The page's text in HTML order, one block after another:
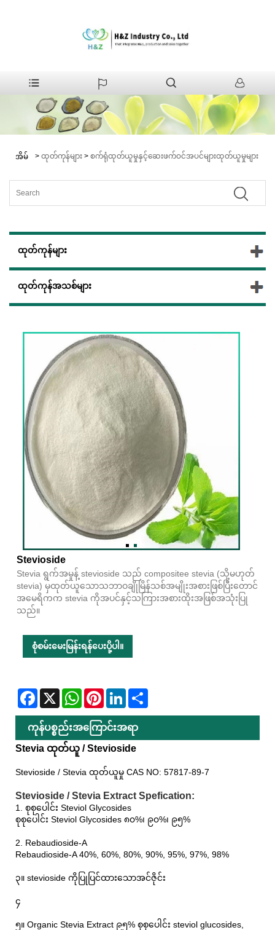
အိမ် > ထုတ်ကုန်များ > စက်ရုံထုတ်ယူမှုနှင့်ဆေးဖက်ဝင်အပင်များထုတ်ယူမှုများ
ထုတ်ကုန်များ
ထုတ်ကုန်အသစ်များ
Stevioside
Stevia ရွက်အမှုန့် stevioside သည် compositee stevia (သို့မဟုတ်
stevia) မှထုတ်ယူသောသဘာဝချိုမြိန်သစ်အမျိုးအစားဖြစ်ပြီးတောင်
အမေရိကက stevia ကိုအပင်နှင့်သကြားအစားထိုးအဖြစ်အသုံးပြု
သည်။
စုံစမ်းမေးမြန်းရန်ပေးပို့ပါ။
Facebook
X WhatsAppPinterestLinkedIn
ကုန်ပစ္စည်းအကြောင်းအရာ
Stevia ထုတ်ယူ / Stevioside
Stevioside / Stevia ထုတ်ယူမှု CAS NO: 57817-89-7
Stevioside / Stevia Extract Spefication:
1. စုစုပေါင်း Steviol Glycosides
စုစုပေါင်း Steviol Glycosides ၈၀%၊ ၉၀%၊ ၉၅%
2. Rebaudioside-A
Rebaudioside-A 40%, 60%, 80%, 90%, 95%, 97%, 98%
၃။ stevioside ကိုပြုပြင်ထားသောအင်ဇိုင်း
၄
၅။ Organic Stevia Extract ၉၅% စုစုပေါင်း steviol glucosides,